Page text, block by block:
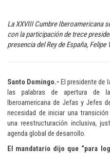
La XXVIII Cumbre Iberoamericana
con la participación de trece
presencia del Rey de España, Felipe
Santo Domingo.- El presidente de
las palabras de apertura de
Iberoamericana de Jefas y Jefes
necesidad de iniciar una
una reestructuración inclusiva,
agenda global de desarrollo.
El mandatario dijo que “para